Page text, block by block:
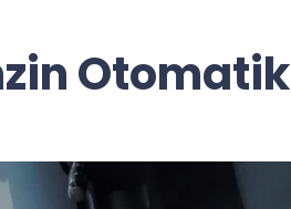
Otomatik